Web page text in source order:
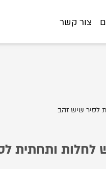
צור קשר
לסיר שיש זהב
לחלות ותחתית